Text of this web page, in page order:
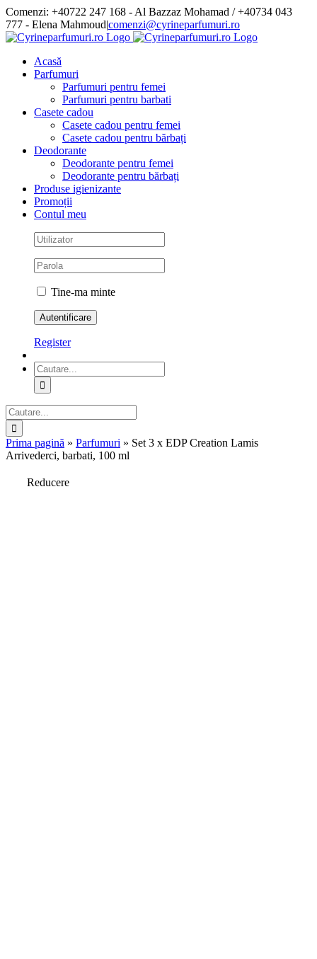
Skip
to
content
Comenzi: +40722 247 168 - Al Bazzaz Mohamad / +40734 043
777 - Elena Mahmoud|comenzi@cyrineparfumuri.ro
Facebook
Acasă
Parfumuri
Parfumuri pentru femei
Parfumuri pentru barbati
Casete cadou
Casete cadou pentru femei
Casete cadou pentru bărbați
Deodorante
Deodorante pentru femei
Deodorante pentru bărbați
Produse igienizante
Promoții
Contul meu
Tine-ma minte
Register
Cautare...
Cautare...
Prima pagină » Parfumuri » Set 3 x EDP Creation Lamis
Arrivederci, barbati, 100 ml
Reducere